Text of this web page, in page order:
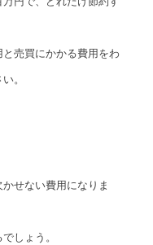
売買にかかる費用をわ
。
せない費用になりま
しょう。